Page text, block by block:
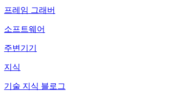
프레임 그래버
소프트웨어
주변기기
지식
기술 지식 블로그